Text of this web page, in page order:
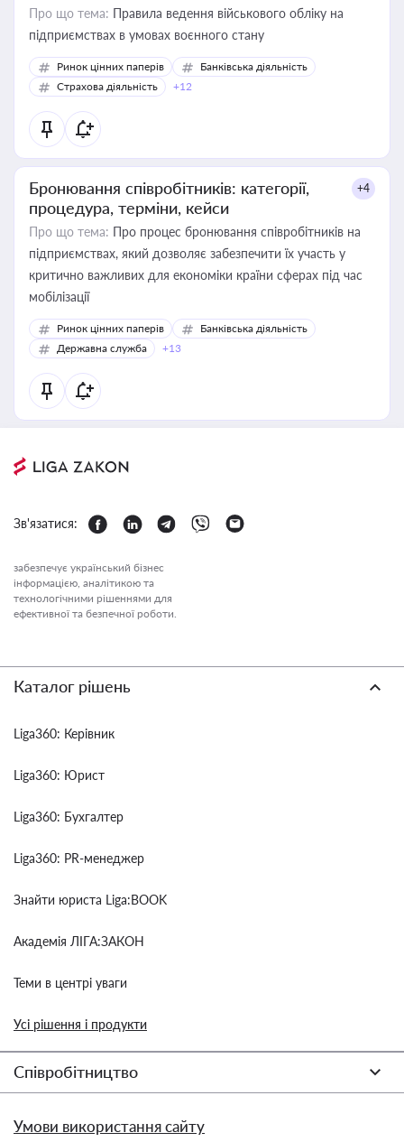
Про що тема: Правила ведення військового обліку на
підприємствах в умовах воєнного стану
Ринок цінних паперів
Банківська діяльність
Страхова діяльність
+12
Бронювання співробітників: категорії,
процедура, терміни, кейси
+4
Про що тема: Про процес бронювання співробітників на
підприємствах, який дозволяє забезпечити їх участь у
критично важливих для економіки країни сферах під час
мобілізації
Ринок цінних паперів
Банківська діяльність
Державна служба
+13
Зв'язатися:
забезпечує український бізнес
інформацією, аналітикою та
технологічними рішеннями для
ефективної та безпечної роботи.
Каталог рішень
Liga360: Керівник
Liga360: Юрист
Liga360: Бухгалтер
Liga360: PR-менеджер
Знайти юриста Liga:BOOK
Академія ЛІГА:ЗАКОН
Теми в центрі уваги
Усі рішення і продукти
Співробітництво
Умови використання сайту